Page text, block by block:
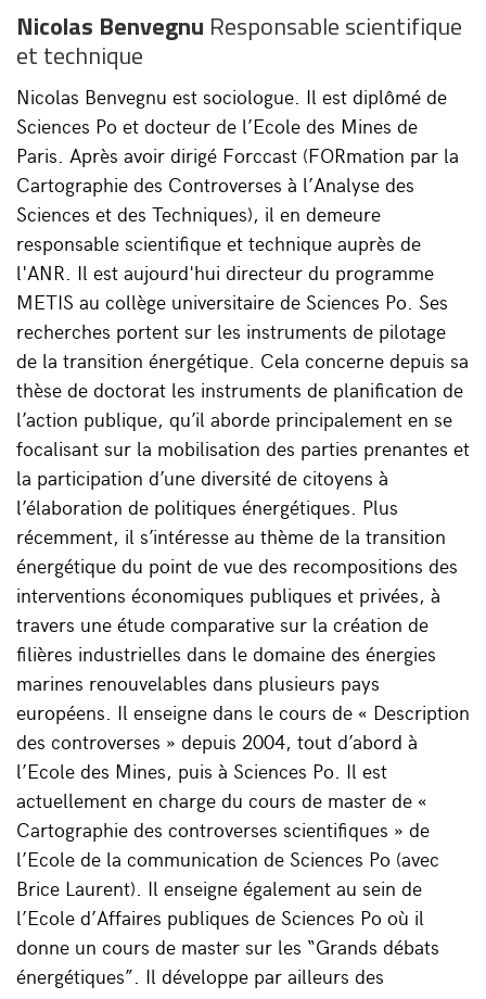
Nicolas Benvegnu Responsable scientifique
et technique
Nicolas Benvegnu est sociologue. Il est diplômé de
Sciences Po et docteur de l’Ecole des Mines de
Paris. Après avoir dirigé Forccast (FORmation par la
Cartographie des Controverses à l’Analyse des
Sciences et des Techniques), il en demeure
responsable scientifique et technique auprès de
l'ANR. Il est aujourd'hui directeur du programme
METIS au collège universitaire de Sciences Po. Ses
recherches portent sur les instruments de pilotage
de la transition énergétique. Cela concerne depuis sa
thèse de doctorat les instruments de planification de
l’action publique, qu’il aborde principalement en se
focalisant sur la mobilisation des parties prenantes et
la participation d’une diversité de citoyens à
l’élaboration de politiques énergétiques. Plus
récemment, il s’intéresse au thème de la transition
énergétique du point de vue des recompositions des
interventions économiques publiques et privées, à
travers une étude comparative sur la création de
filières industrielles dans le domaine des énergies
marines renouvelables dans plusieurs pays
européens. Il enseigne dans le cours de « Description
des controverses » depuis 2004, tout d’abord à
l’Ecole des Mines, puis à Sciences Po. Il est
actuellement en charge du cours de master de «
Cartographie des controverses scientifiques » de
l’Ecole de la communication de Sciences Po (avec
Brice Laurent). Il enseigne également au sein de
l’Ecole d’Affaires publiques de Sciences Po où il
donne un cours de master sur les “Grands débats
énergétiques”. Il développe par ailleurs des